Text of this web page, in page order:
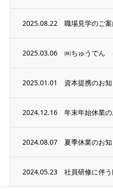
2025.08.22 職場見学のご
2025.03.06
2025.01.01 資本提携のお
2024.12.16 年末年始休業
2024.08.07 夏季休業のお
2024.05.23 社員研修に伴